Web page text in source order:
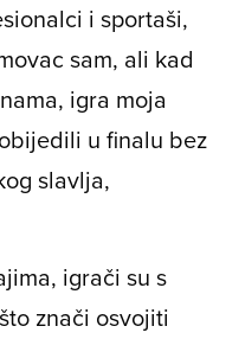
i sportaši,
sam, ali kad
igra moja
u finalu bez
slavlja,
igrači su s
znači osvojiti